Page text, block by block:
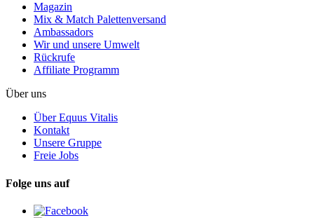
Magazin
Mix & Match Palettenversand
Ambassadors
Wir und unsere Umwelt
Rückrufe
Affiliate Programm
Über uns
Über Equus Vitalis
Kontakt
Unsere Gruppe
Freie Jobs
Folge uns auf